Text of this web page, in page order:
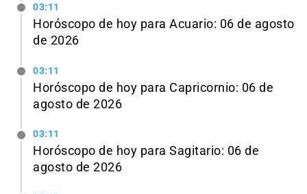
03:11
Horóscopo de hoy para Acuario: 06 de agosto
de 2026
03:11
Horóscopo de hoy para Capricornio: 06 de
agosto de 2026
03:11
Horóscopo de hoy para Sagitario: 06 de
agosto de 2026